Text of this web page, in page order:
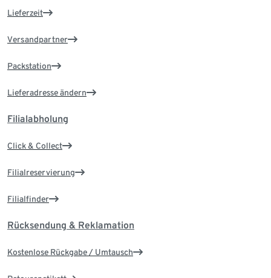
Lieferzeit
Versandpartner
Packstation
Lieferadresse ändern
Filialabholung
Click & Collect
Filialreservierung
Filialfinder
Rücksendung & Reklamation
Kostenlose Rückgabe / Umtausch